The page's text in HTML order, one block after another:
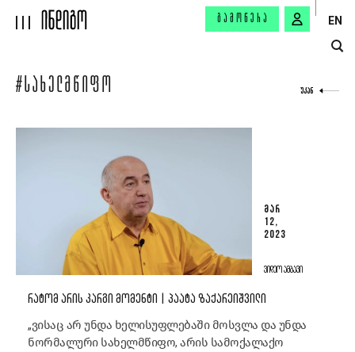
ᲒᲐᲛᲝᲬᲔᲠᲐ EN
#ᲡᲐᲮᲔᲚᲛᲬᲘᲤᲝ ᲣᲙᲐᲜ
ᲛᲐᲠ
12,
2023
ᲕᲘᲓᲔᲝ ᲐᲛᲑᲐᲕᲘ
ᲠᲐᲢᲝᲛ ᲐᲠᲘᲡ ᲙᲐᲠᲒᲘ ᲛᲝᲛᲔᲜᲢᲘ | ᲞᲐᲐᲢᲐ ᲖᲐᲥᲐᲠᲔᲘᲨᲕᲘᲚᲘ
„ვისაც არ უნდა ხელისუფლებაში მოსვლა და უნდა
ნორმალური სახელმწიფო, არის სამოქალაქო